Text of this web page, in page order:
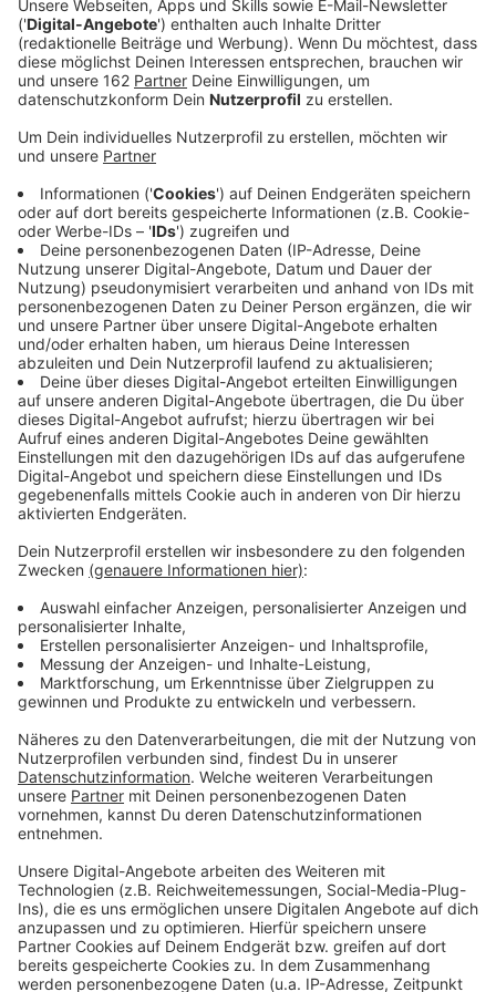
Anzeige
In Hünxe sucht die Polizei den Besitzer von zwei
Hunden. Sie waren am Donnerstagvormittag im
Dort ritt auch eine 23-jährige Voerderin mit einem
Pferd aus. Auf dem Kirchweg in Höhe des Waldweges
hätten sie die zwei freilaufenden Hunde verfolgt und
das Pferd ins Bein gebissen, berichtet die Polizei. Das
Pferd flüchtete demnach und wurde von den Hunden
verfolgt. Laut Polizei konnte die Voerderin die Hunde
erst nach einiger Zeit durch laute Schreie verjagen.
Das Pferd war auf seiner Flucht außerdem
ausgerutscht. Es erlitt Verletzungen am Bein und
musste vom Tierarzt behandelt werden. Die 23-
Jährige blieb unverletzt. Sie berichtet von einem
Mann, der später mit den Hunden weglief. Die Polizei
ermittelt gegen den noch unbekannten Hundehalter
und sucht deswegen Hinweise.
Beschreibung der Hunde
Anzeige
Beide Hunde waren größere Hunde
Einer von ihnen war schwarz, der andere hell
Bei dem hellen Hund könnte es sich um einen
Labrador oder Golden Retriever gehandelt haben
Anzeige